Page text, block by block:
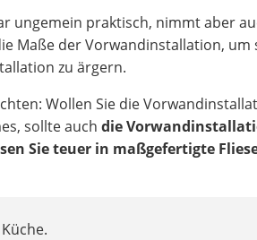
ungemein praktisch, nimmt aber
Maße der Vorwandinstallation, um
zu ärgern.
Wollen Sie die
sollte auchdie
Sie teuer in maßgefertigte